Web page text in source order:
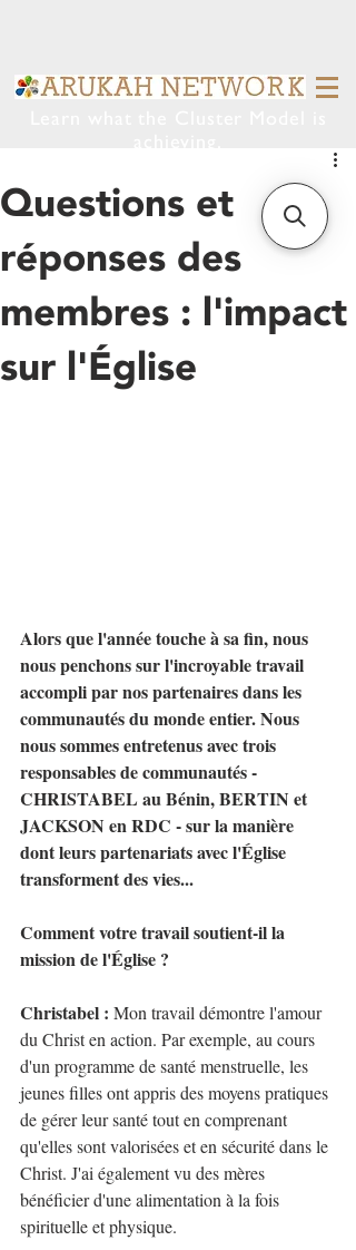
Questions et
réponses des
membres : l'impact
sur l'Église
Alors que l'année touche à sa fin, nous
nous penchons sur l'incroyable travail
accompli par nos partenaires dans les
communautés du monde entier. Nous
nous sommes entretenus avec trois
responsables de communautés -
CHRISTABEL au Bénin, BERTIN et
JACKSON en RDC - sur la manière
dont leurs partenariats avec l'Église
transforment des vies...
Comment votre travail soutient-il la
mission de l'Église ?
Christabel : Mon travail démontre l'amour
du Christ en action. Par exemple, au cours
d'un programme de santé menstruelle, les
jeunes filles ont appris des moyens pratiques
de gérer leur santé tout en comprenant
qu'elles sont valorisées et en sécurité dans le
Christ. J'ai également vu des mères
bénéficier d'une alimentation à la fois
spirituelle et physique.